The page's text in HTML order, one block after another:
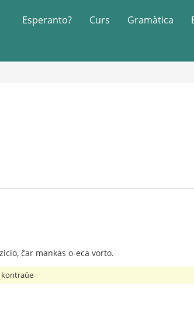
Esperanto? Curs Gramàtica
ĉar mankas o-eca vorto.
kontraŭe